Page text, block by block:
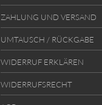
ZAHLUNG UND VERSAND
UMTAUSCH / RÜCKGABE
WIDERRUF ERKLÄREN
WIDERRUFSRECHT